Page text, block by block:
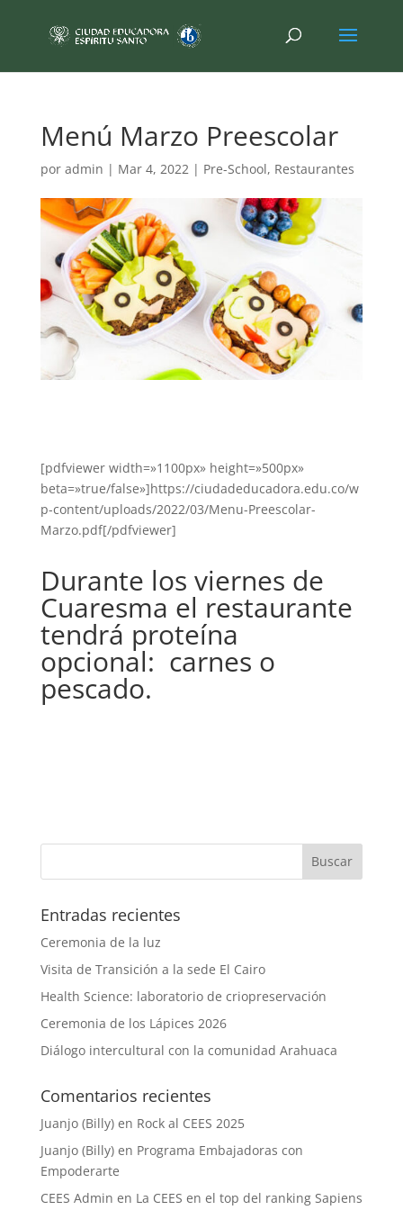
Menú Marzo Preescolar
por admin | Mar 4, 2022| Pre-School, Restaurantes
[pdfviewer width=»1100px» height=»500px»
beta=»true/false»]https://ciudadeducadora.edu.co/w
p-content/uploads/2022/03/Menu-Preescolar-
Marzo.pdf[/pdfviewer]
Durante los viernes de
Cuaresma el restaurante
tendrá proteína
opcional: carnes o
pescado.
Entradas recientes
Ceremonia de la luz
Visita de Transición a la sede El Cairo
Health Science: laboratorio de criopreservación
Ceremonia de los Lápices 2026
Diálogo intercultural con la comunidad Arahuaca
Comentarios recientes
Juanjo (Billy)en Rock al CEES 2025
Juanjo (Billy)en Programa Embajadoras con
Empoderarte
CEES Admin en La CEES en el top del ranking Sapiens